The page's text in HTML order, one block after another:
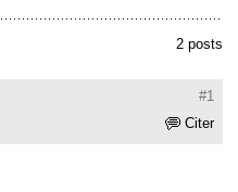
2 posts
#1
Citer